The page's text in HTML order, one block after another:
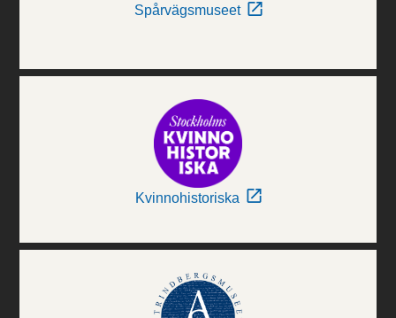
Spårvägsmuseet
Kvinnohistoriska